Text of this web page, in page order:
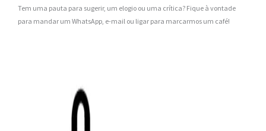
Tem uma pauta para sugerir, um elogio ou uma crítica? Fique à vontade
para mandar um WhatsApp, e-mail ou ligar para marcarmos um café!